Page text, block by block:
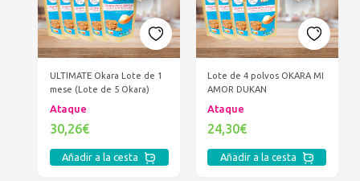
ULTIMATE Okara Lote de 1
mese (Lote de 5 Okara)
Ataque
30,26€
Añadir a la cesta
Lote de 4 polvos OKARA MI
AMOR DUKAN
Ataque
24,30€
Añadir a la cesta